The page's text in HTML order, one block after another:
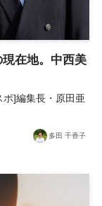
現在地。中西美
ポ]編集長・原田亜
多田 千香子